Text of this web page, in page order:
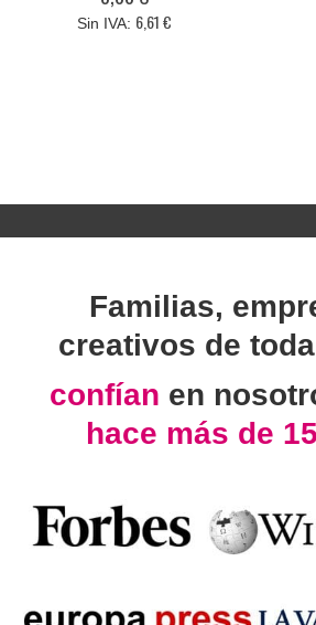
6,61 €
Familias,
creativos de
confían en
hace más de